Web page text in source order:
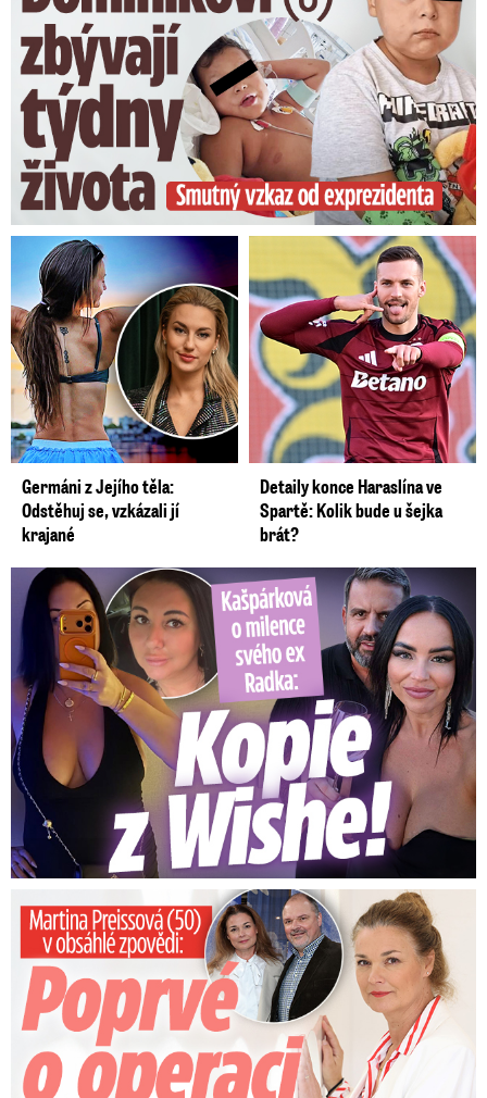
Germáni z Jejího těla:
Odstěhuj se, vzkázali jí
krajané
Detaily konce Haraslína ve
Spartě: Kolik bude u šejka
brát?
Kašpárková o milence svého ex Radka: Kopie z Wishe!
Preissová (50) v obsáhlé zpovědi: Poprvé o operaci manžela